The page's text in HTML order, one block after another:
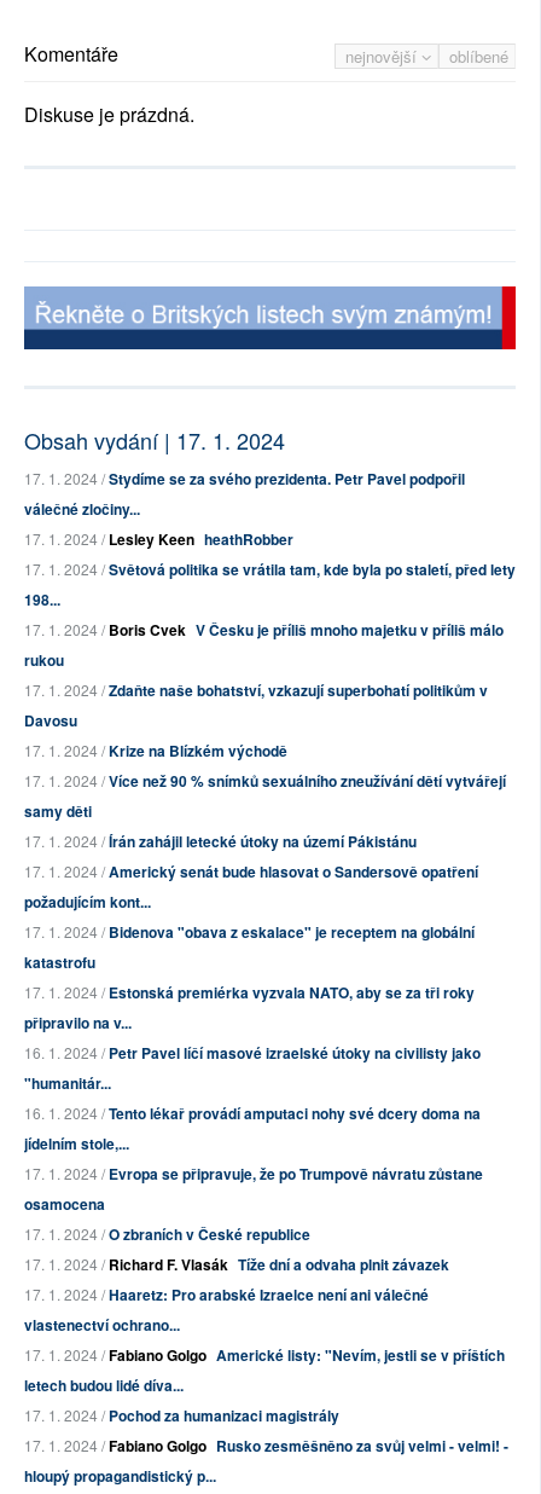
nejnovější oblíbené
Komentáře
Diskuse je prázdná.
Obsah vydání | 17. 1. 2024
17. 1. 2024 /Stydíme se za svého prezidenta. Petr Pavel podpořil
válečné zločiny...
17. 1. 2024 /Lesley Keen heathRobber
17. 1. 2024 /Světová politika se vrátila tam, kde byla po staletí, před lety
198...
17. 1. 2024 /Boris Cvek V Česku je příliš mnoho majetku v příliš málo
rukou
17. 1. 2024 /Zdaňte naše bohatství, vzkazují superbohatí politikům v
Davosu
17. 1. 2024 /Krize na Blízkém východě
17. 1. 2024 /Více než 90 % snímků sexuálního zneužívání dětí vytvářejí
samy děti
17. 1. 2024 /Írán zahájil letecké útoky na území Pákistánu
17. 1. 2024 /Americký senát bude hlasovat o Sandersově opatření
požadujícím kont...
17. 1. 2024 /Bidenova "obava z eskalace" je receptem na globální
katastrofu
17. 1. 2024 /Estonská premiérka vyzvala NATO, aby se za tři roky
připravilo na v...
16. 1. 2024 /Petr Pavel líčí masové izraelské útoky na civilisty jako
"humanitár...
16. 1. 2024 /Tento lékař provádí amputaci nohy své dcery doma na
jídelním stole,...
17. 1. 2024 /Evropa se připravuje, že po Trumpově návratu zůstane
osamocena
17. 1. 2024 /O zbraních v České republice
17. 1. 2024 /Richard F. Vlasák Tíže dní a odvaha plnit závazek
17. 1. 2024 /Haaretz: Pro arabské Izraelce není ani válečné
vlastenectví ochrano...
17. 1. 2024 /Fabiano Golgo Americké listy: "Nevím, jestli se v příštích
letech budou lidé díva...
17. 1. 2024 /Pochod za humanizaci magistrály
17. 1. 2024 /Fabiano Golgo Rusko zesměšněno za svůj velmi - velmi! -
hloupý propagandistický p...